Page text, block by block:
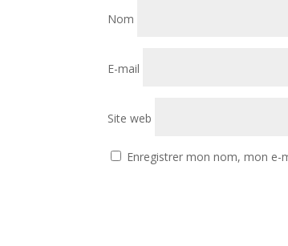
Nom
E-mail
Site web
Enregistrer mon nom, mon e-